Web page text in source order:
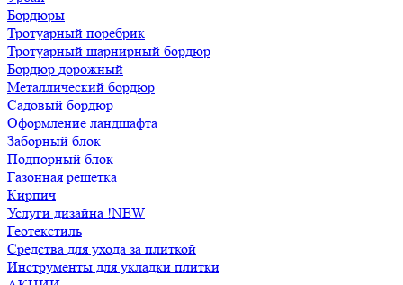
Бордюры
Тротуарный поребрик
Тротуарный шарнирный бордюр
Бордюр дорожный
Металлический бордюр
Садовый бордюр
Оформление ландшафта
Заборный блок
Подпорный блок
Газонная решетка
Кирпич
Услуги дизайна !NEW
Геотекстиль
Средства для ухода за плиткой
Инструменты для укладки плитки